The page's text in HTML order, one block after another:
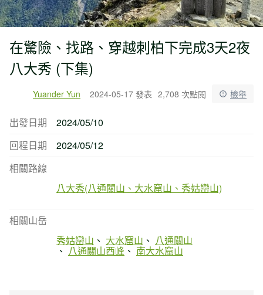
在驚險、找路、穿越刺柏下完成3天2夜
八大秀 (下集)
Yuander Yun 2024-05-17 發表 2,708 次點閱 檢舉
出發日期
2024/05/10
回程日期
2024/05/12
相關路線
八大秀(八通關山、大水窟山、秀姑巒山)
相關山岳
秀姑巒山
大水窟山 八通關山
八通關山西峰 南大水窟山